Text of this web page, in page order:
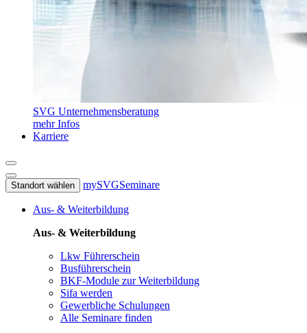
SVG Unternehmensberatung
mehr Infos
Karriere
Standort wählen mySVGSeminare
Aus- & Weiterbildung
Aus- & Weiterbildung
Lkw Führerschein
Busführerschein
BKF-Module zur Weiterbildung
Sifa werden
Gewerbliche Schulungen
Alle Seminare finden